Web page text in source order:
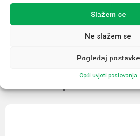
Slažem se
Ne slažem se
Pogledaj postavke
Opći uvjeti poslovanja
Daljinska indikacija